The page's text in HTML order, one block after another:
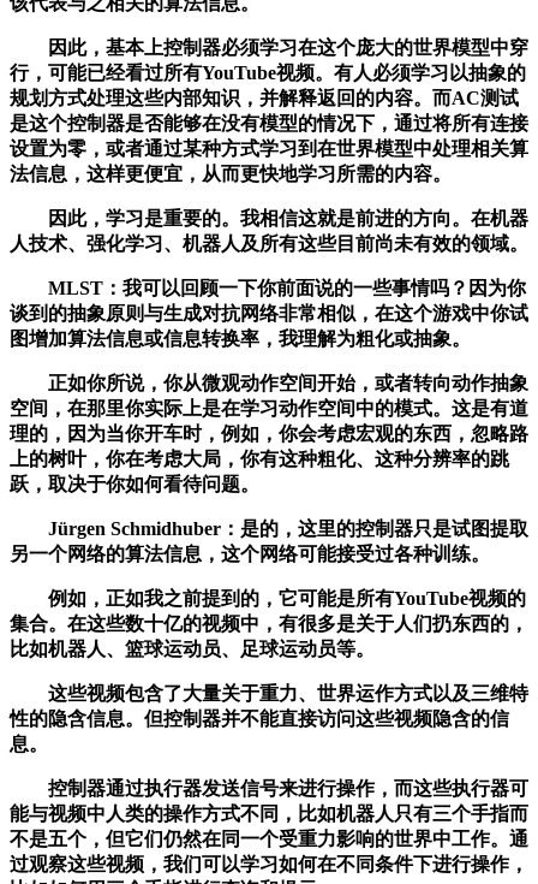
因此，基本上控制器必须学习在这个庞大的世界模型中穿
行，可能已经看过所有YouTube视频。有人必须学习以抽象的
规划方式处理这些内部知识，并解释返回的内容。而AC测试
是这个控制器是否能够在没有模型的情况下，通过将所有连接
设置为零，或者通过某种方式学习到在世界模型中处理相关算
法信息，这样更便宜，从而更快地学习所需的内容。
因此，学习是重要的。我相信这就是前进的方向。在机器
人技术、强化学习、机器人及所有这些目前尚未有效的领域。
MLST：我可以回顾一下你前面说的一些事情吗？因为你
谈到的抽象原则与生成对抗网络非常相似，在这个游戏中你试
图增加算法信息或信息转换率，我理解为粗化或抽象。
正如你所说，你从微观动作空间开始，或者转向动作抽象
空间，在那里你实际上是在学习动作空间中的模式。这是有道
理的，因为当你开车时，例如，你会考虑宏观的东西，忽略路
上的树叶，你在考虑大局，你有这种粗化、这种分辨率的跳
跃，取决于你如何看待问题。
Jürgen Schmidhuber：是的，这里的控制器只是试图提取
另一个网络的算法信息，这个网络可能接受过各种训练。
例如，正如我之前提到的，它可能是所有YouTube视频的
集合。在这些数十亿的视频中，有很多是关于人们扔东西的，
比如机器人、篮球运动员、足球运动员等。
这些视频包含了大量关于重力、世界运作方式以及三维特
性的隐含信息。但控制器并不能直接访问这些视频隐含的信
息。
控制器通过执行器发送信号来进行操作，而这些执行器可
能与视频中人类的操作方式不同，比如机器人只有三个手指而
不是五个，但它们仍然在同一个受重力影响的世界中工作。通
过观察这些视频，我们可以学习如何在不同条件下进行操作，